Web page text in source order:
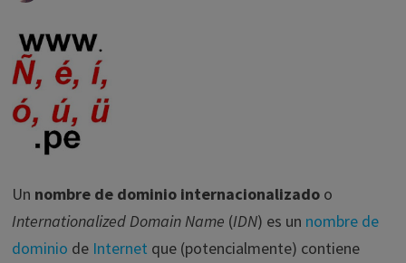
Un nombre de dominio internacionalizadoo
Internationalized Domain Name (IDN) es un nombre de
dominio de Internet que (potencialmente) contiene